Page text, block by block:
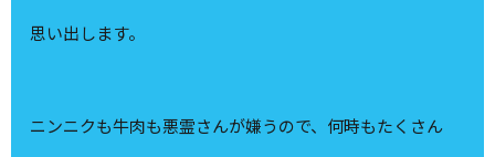
思い出します。
ニンニクも牛肉も悪霊さんが嫌うので、何時もたくさん